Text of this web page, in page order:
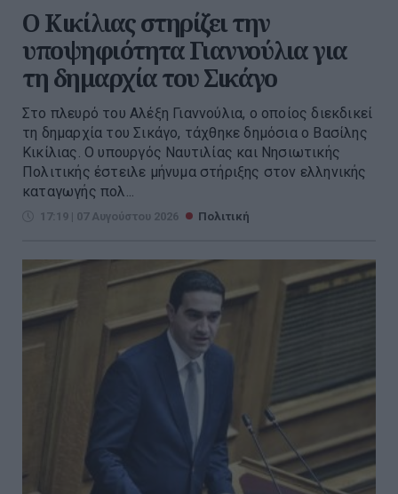
Ο Κικίλιας στηρίζει την
υποψηφιότητα Γιαννούλια για
τη δημαρχία του Σικάγο
Στο πλευρό του Αλέξη Γιαννούλια, ο οποίος διεκδικεί
τη δημαρχία του Σικάγο, τάχθηκε δημόσια ο Βασίλης
Κικίλιας. Ο υπουργός Ναυτιλίας και Νησιωτικής
Πολιτικής έστειλε μήνυμα στήριξης στον ελληνικής
καταγωγής πολ...
17:19 | 07 Αυγούστου 2026 Πολιτική